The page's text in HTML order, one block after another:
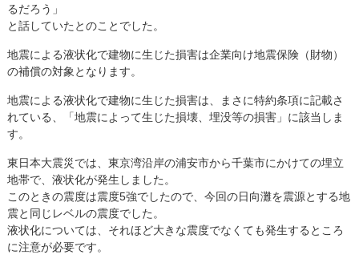
るだろう」
と話していたとのことでした。
地震による液状化で建物に生じた損害は企業向け地震保険（財物）
の補償の対象となります。
地震による液状化で建物に生じた損害は、まさに特約条項に記載さ
れている、「地震によって生じた損壊、埋没等の損害」に該当しま
す。
東日本大震災では、東京湾沿岸の浦安市から千葉市にかけての埋立
地帯で、液状化が発生しました。
このときの震度は震度5強でしたので、今回の日向灘を震源とする地
震と同じレベルの震度でした。
液状化については、それほど大きな震度でなくても発生するところ
に注意が必要です。